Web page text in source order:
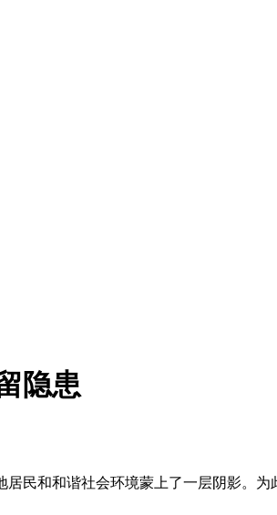
隐患
民和和谐社会环境蒙上了一层阴影。